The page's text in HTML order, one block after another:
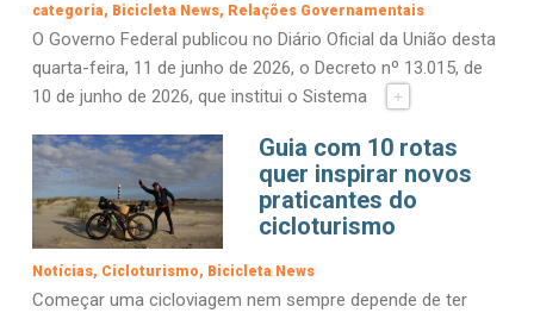
categoria
Bicicleta News Relações Governamentais
O Governo Federal publicou no Diário Oficial da União desta
quarta-feira, 11 de junho de 2026, o Decreto nº 13.015, de
10 de junho de 2026, que institui o Sistema
+
Guia com 10 rotas
quer inspirar novos
praticantes do
cicloturismo
Notícias Cicloturismo Bicicleta News
Começar uma cicloviagem nem sempre depende de ter